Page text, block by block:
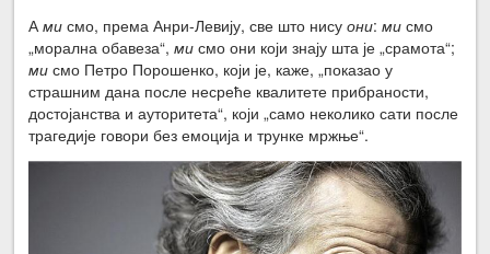
Ами смо, према Анри-Левију, све што нисуони:ми смо
„морална обавеза“,ми смо они који знају шта је „срамота“;
ми смо Петро Порошенко, који је, каже, „показао у
страшним дана после несреће квалитете прибраности,
достојанства и ауторитета“, који „само неколико сати после
трагедије говори без емоција и трунке мржње“.